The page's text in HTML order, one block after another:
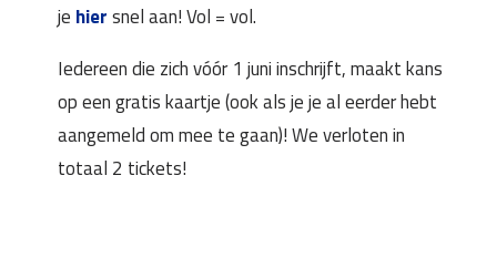
je hiersnel aan! Vol = vol.
Iedereen die zich vóór 1 juni inschrijft, maakt kans
op een gratis kaartje (ook als je je al eerder hebt
aangemeld om mee te gaan)! We verloten in
totaal 2 tickets!